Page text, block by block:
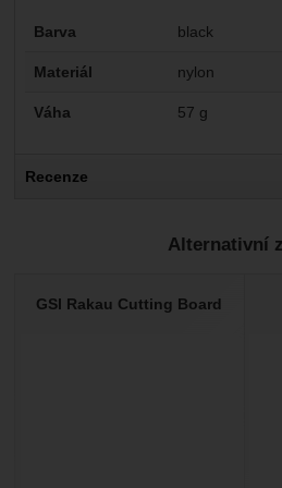
Parametry
Barva black
Materiál nylon
Váha 57 g
Recenze
Nebyla přidána
Alternativní
GSI Rakau Cutting Board